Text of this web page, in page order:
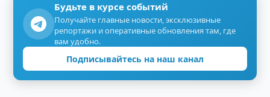
Будьте в курсе событий
Получайте главные новости, эксклюзивные
репортажи и оперативные обновления там, где
вам удобно.
Подписывайтесь на наш канал